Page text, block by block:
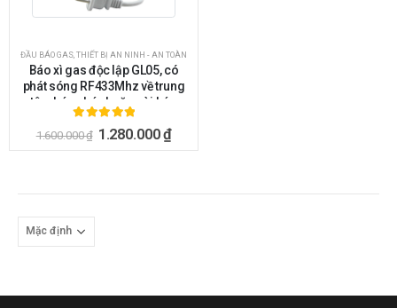
ĐẦU BÁO GAS THIẾT BỊ AN NINH - AN TOÀN
Báo xì gas độc lập GL05, có
phát sóng RF433Mhz về trung
tâm báo cháy hoặc còi báo
không dây
5.00ngoài 5
1.600.000₫ 1.280.000₫